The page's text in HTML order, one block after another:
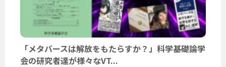
「メタバースは解放をもたらすか？」科学基礎論学
会の研究者達が様々なVT...